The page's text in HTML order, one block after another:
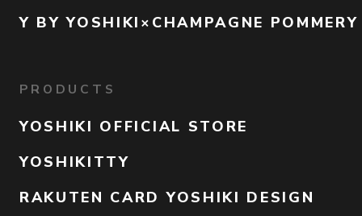
Y BY YOSHIKI×CHAMPAGNE POMMERY
PRODUCTS
YOSHIKI OFFICIAL STORE
YOSHIKITTY
RAKUTEN CARD YOSHIKI DESIGN